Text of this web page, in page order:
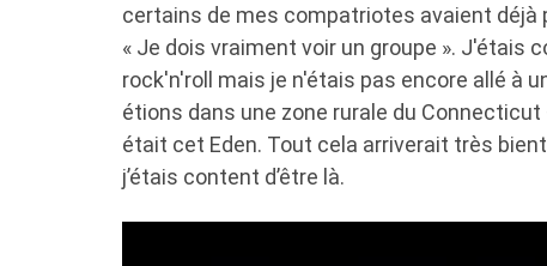
certains de mes compatriotes avaient déjà
« Je dois vraiment voir un groupe ». J'étais
rock'n'roll mais je n'étais pas encore allé à
étions dans une zone rurale du
était cet Eden. Tout cela arriverait très
j’étais content d’être là.